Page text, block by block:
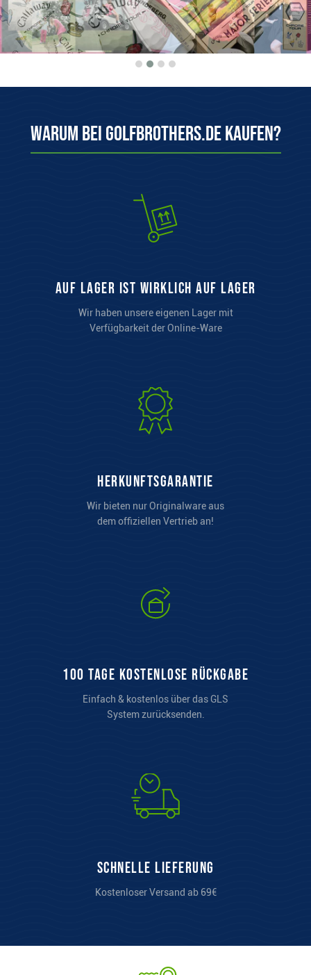
Warum bei Golfbrothers.de kaufen?
auf Lager ist wirklich auf Lager
Wir haben unsere eigenen Lager mit
Verfügbarkeit der Online-Ware
Herkunftsgarantie
Wir bieten nur Originalware aus
dem offiziellen Vertrieb an!
100 Tage kostenlose Rückgabe
Einfach & kostenlos über das GLS
System zurücksenden.
Schnelle Lieferung
Kostenloser Versand ab 69€